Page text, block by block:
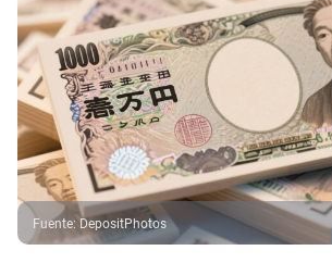
Fuente: DepositPhotos